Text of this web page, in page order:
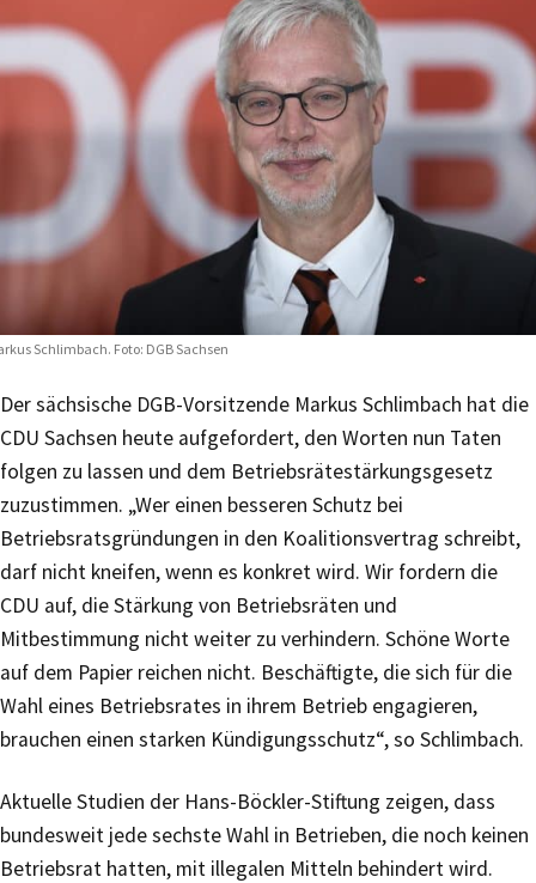
Schlimbach. Foto: DGB Sachsen
Der sächsische DGB-Vorsitzende Markus Schlimbach hat die
CDU Sachsen heute aufgefordert, den Worten nun Taten
folgen zu lassen und dem Betriebsrätestärkungsgesetz
zuzustimmen. „Wer einen besseren Schutz bei
Betriebsratsgründungen in den Koalitionsvertrag schreibt,
darf nicht kneifen, wenn es konkret wird. Wir fordern die
CDU auf, die Stärkung von Betriebsräten und
Mitbestimmung nicht weiter zu verhindern. Schöne Worte
auf dem Papier reichen nicht. Beschäftigte, die sich für die
Wahl eines Betriebsrates in ihrem Betrieb engagieren,
brauchen einen starken Kündigungsschutz“, so Schlimbach.
Aktuelle Studien der Hans-Böckler-Stiftung zeigen, dass
bundesweit jede sechste Wahl in Betrieben, die noch keinen
Betriebsrat hatten, mit illegalen Mitteln behindert wird.